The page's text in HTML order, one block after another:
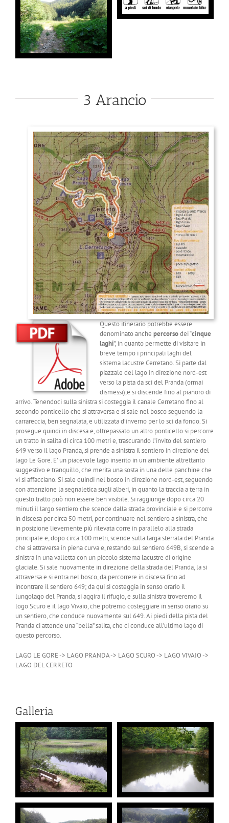
3 Arancio
Questo itinerario potrebbe essere
denominato anche percorsodei “cinque
laghi”, in quanto permette di visitare in
breve tempo i principali laghi del
sistema lacustre Cerretano. Si parte dal
piazzale del lago in direzione nord-est
verso la pista da sci del Pranda (ormai
dismessi),e si discende fino al pianoro di
arrivo. Tenendoci sulla sinistra si costeggia il canale Cerretano fino al
secondo ponticello che si attraversa e si sale nel bosco seguendo la
carrareccia, ben segnalata, e utilizzata d’inverno per lo sci da fondo. Si
prosegue quindi in discesa e, oltrepassato un altro ponticello si percorre
un tratto in salita di circa 100 metri e, trascurando l’invito del sentiero
649 verso il lago Pranda, si prende a sinistra il sentiero in direzione del
lago Le Gore. E’ un piacevole lago inserito in un ambiente altrettanto
suggestivo e tranquillo, che merita una sosta in una delle panchine che
vi si affacciano. Si sale quindi nel bosco in direzione nord-est, seguendo
con attenzione la segnaletica sugli alberi, in quanto la traccia a terra in
questo tratto può non essere ben visibile. Si raggiunge dopo circa 20
minuti il largo sentiero che scende dalla strada provinciale e si percorre
in discesa per circa 50 metri, per continuare nel sentiero a sinistra, che
in posizione lievemente più rilevata corre in parallelo alla strada
principale e, dopo circa 100 metri, scende sulla larga sterrata del Pranda
che si attraversa in piena curva e, restando sul sentiero 649B, si scende a
sinistra in una valletta con un piccolo sistema lacustre di origine
glaciale. Si sale nuovamente in direzione della strada del Pranda, la si
attraversa e si entra nel bosco, da percorrere in discesa fino ad
incontrare il sentiero 649; da qui si costeggia in senso orario il
lungolago del Pranda, si aggira il rifugio, e sulla sinistra troveremo il
logo Scuro e il lago Vivaio, che potremo costeggiare in senso orario su
un sentiero, che conduce nuovamente sul 649. Ai piedi della pista del
Pranda ci attende una “bella” salita, che ci conduce all’ultimo lago di
questo percorso.
LAGO LE GORE -> LAGO PRANDA -> LAGO SCURO -> LAGO VIVAIO ->
LAGO DEL CERRETO
Galleria